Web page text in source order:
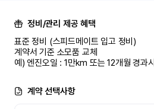
정비/관리 제공 혜택
표준 정비 (스피드메이트 입고 정비)
계약서 기준 소모품 교체
예) 엔진오일 : 1만km 또는 12개월 경과시
계약 선택사항